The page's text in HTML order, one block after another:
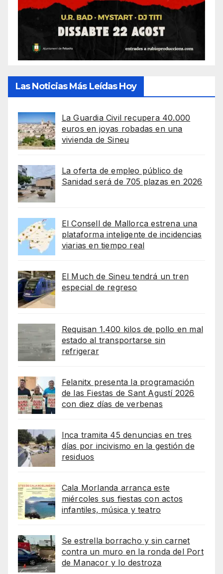
Las Noticias Más Leídas Hoy
La Guardia Civil recupera 40.000
euros en joyas robadas en una
vivienda de Sineu
La oferta de empleo público de
Sanidad será de 705 plazas en 2026
El Consell de Mallorca estrena una
plataforma inteligente de incidencias
viarias en tiempo real
El Much de Sineu tendrá un tren
especial de regreso
Requisan 1.400 kilos de pollo en mal
estado al transportarse sin
refrigerar
Felanitx presenta la programación
de las Fiestas de Sant Agustí 2026
con diez días de verbenas
Inca tramita 45 denuncias en tres
días por incivismo en la gestión de
residuos
Cala Morlanda arranca este
miércoles sus fiestas con actos
infantiles, música y teatro
Se estrella borracho y sin carnet
contra un muro en la ronda del Port
de Manacor y lo destroza